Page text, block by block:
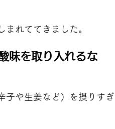
れててきました。
味を取り入れるな
子や生姜など）を摂りすぎ